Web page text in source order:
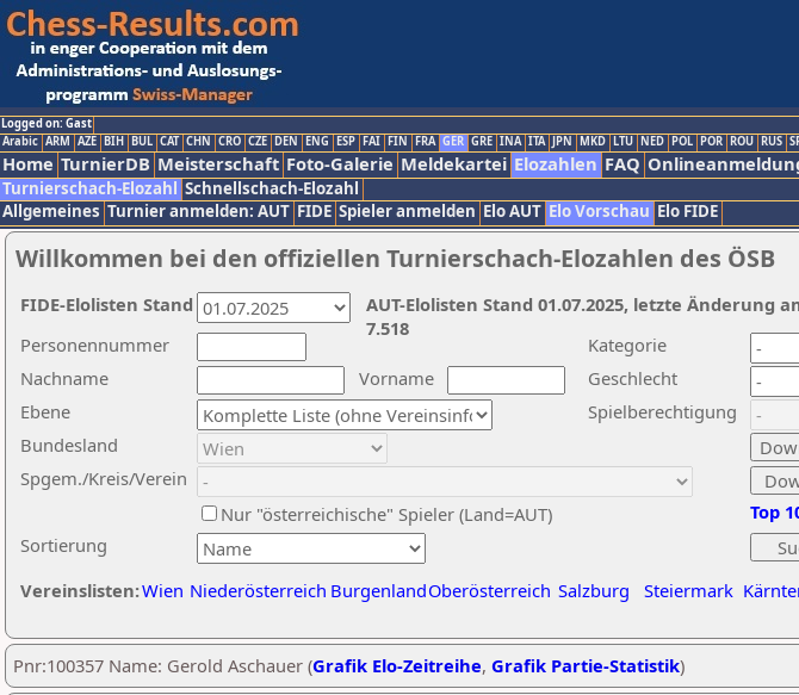
Logged on: Gast
Arabic ARM AZE BIH BUL CAT CHN CRO CZE DEN ENG ESP FAI FIN FRA GER GRE INA ITA JPN MKD LTU NED POL POR ROU RUS
Home TurnierDB Meisterschaft Foto-Galerie Meldekartei Elozahlen FAQ
Turnierschach-Elozahl Schnellschach-Elozahl
Allgemeines Turnier anmelden: AUT FIDE Spieler anmelden Elo AUT Elo Vorschau Elo FIDE
Willkommen bei den offiziellen Turnierschach-Elozahlen des ÖSB
Nachname
Vorname
Ebene
Kategorie
Sortierung
Personennummer
Bundesland
Spgem./Kreis/Verein
Geschlecht
Nur "österreichische" Spieler (Land=AUT)
Spielberechtigung
Vereinslisten:Wien Niederösterreich BurgenlandOberösterreich Salzburg Steiermark
Top
AUT-Elolisten Stand 01.07.2025, letzte Änderung
7.518
FIDE-Elolisten Stand
Pnr:100357 Name: Gerold Aschauer (Grafik Elo-Zeitreihe, Grafik Partie-Statistik)